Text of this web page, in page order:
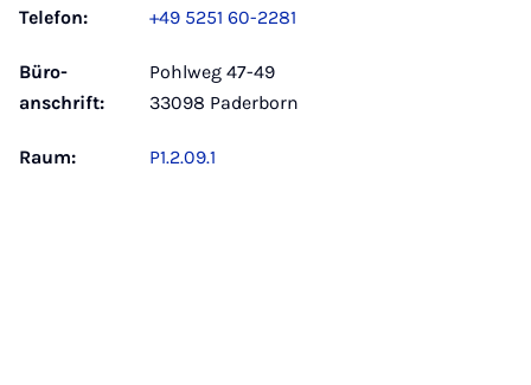
Telefon: +49 5251 60-2281
Büro­
anschrift:
Pohlweg 47-49
33098 Paderborn
Raum: P1.2.09.1